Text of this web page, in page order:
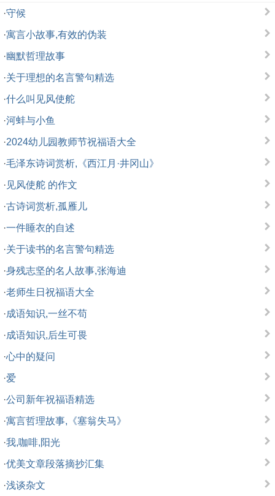
·守候
·寓言小故事,有效的伪装
·幽默哲理故事
·关于理想的名言警句精选
·什么叫见风使舵
·河蚌与小鱼
·2024幼儿园教师节祝福语大全
·毛泽东诗词赏析,《西江月·井冈山》
· 见风使舵 的作文
·古诗词赏析,孤雁儿
·一件睡衣的自述
·关于读书的名言警句精选
·身残志坚的名人故事,张海迪
·老师生日祝福语大全
·成语知识,一丝不苟
·成语知识,后生可畏
·心中的疑问
·爱
·公司新年祝福语精选
·寓言哲理故事,《塞翁失马》
·我,咖啡,阳光
·优美文章段落摘抄汇集
·浅谈杂文